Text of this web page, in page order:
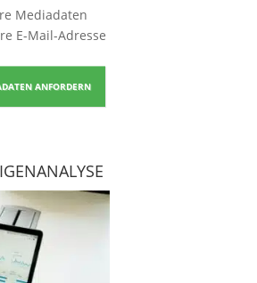
Mediadaten
E-Mail-Adresse
ANFORDERN